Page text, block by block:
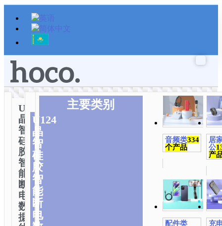
跳
U124
晶
智
硅
胶
智
能
断
电
数
据
主要类别
音频类334
个产品
居
公
产
配件类
充
U124
晶
智
硅
胶
智
能
断
电